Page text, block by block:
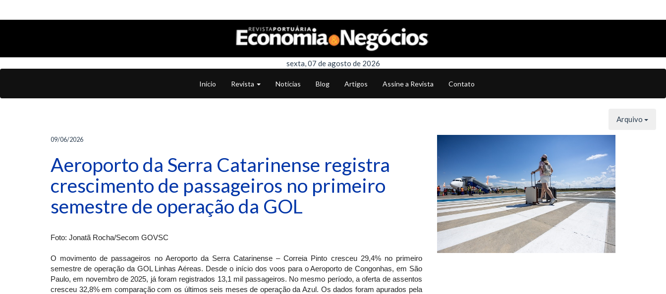
sexta, 07 de agosto de 2026
Início Revista Notícias Blog Artigos Assine a Revista Contato
Arquivo
09/06/2026
Aeroporto da Serra Catarinense registra
crescimento de passageiros no primeiro
semestre de operação da GOL
Foto: Jonatã Rocha/Secom GOVSC
O movimento de passageiros no Aeroporto da Serra Catarinense – Correia Pinto cresceu 29,4% no primeiro
semestre de operação da GOL Linhas Aéreas. Desde o início dos voos para o Aeroporto de Congonhas, em São
Paulo, em novembro de 2025, já foram registrados 13,1 mil passageiros. No mesmo período, a oferta de assentos
cresceu 32,8% em comparação com os últimos seis meses de operação da Azul. Os dados foram apurados pela